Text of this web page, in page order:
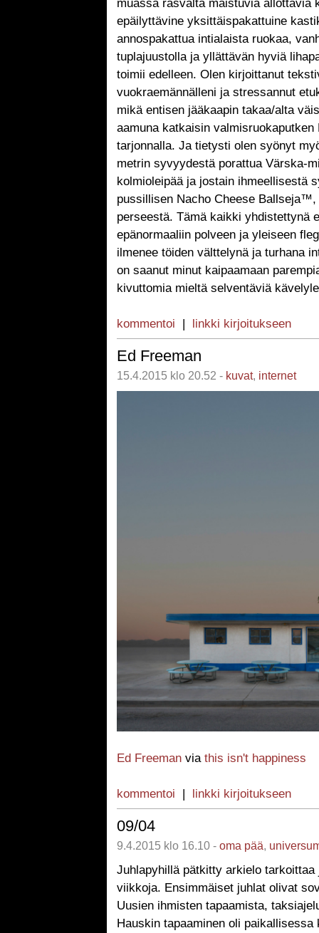
muassa rasvalta maistuvia ällöttäviä
epäilyttävine yksittäispakattuine
annospakattua intialaista ruokaa,
tuplajuustolla ja yllättävän hyviä
toimii edelleen. Olen kirjoittanut
vuokraemännälleni ja stressannut
mikä entisen jääkaapin takaa/alta
aamuna katkaisin
tarjonnalla. Ja tietysti olen syönyt
metrin syvyydestä porattua Värska-
kolmioleipää ja jostain ihmeellisestä
pussillisen Nacho Cheese
perseestä. Tämä kaikki yhdistettynä
epänormaaliin polveen ja yleiseen
ilmenee töiden välttelynä ja turhana
on saanut minut kaipaamaan
kivuttomia mieltä selventäviä
kommentoi | linkki kirjoitukseen
Ed Freeman
15.4.2015 klo 20.52 - kuvat, internet
Ed Freeman via this isn't happiness
kommentoi | linkki kirjoitukseen
09/04
9.4.2015 klo 16.10 - oma pää,
Juhlapyhillä pätkitty arkielo
viikkoja. Ensimmäiset juhlat olivat
Uusien ihmisten tapaamista,
Hauskin tapaaminen oli